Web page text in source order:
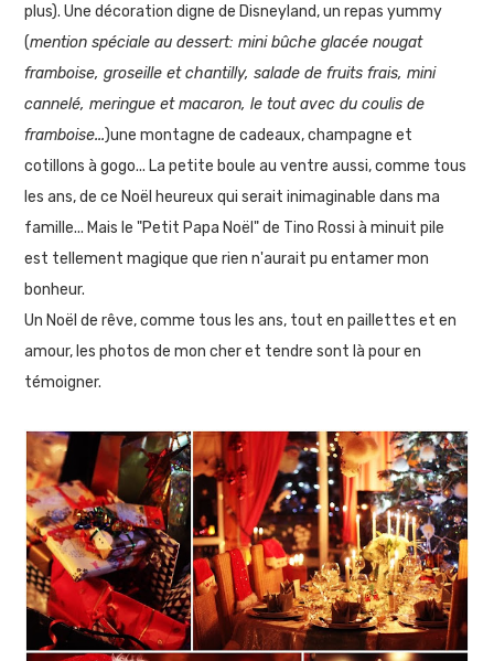
plus). Une décoration digne de Disneyland, un repas yummy
(mention spéciale au dessert: mini bûche glacée nougat
framboise, groseille et chantilly, salade de fruits frais, mini
cannelé, meringue et macaron, le tout avec du coulis de
framboise...)une montagne de cadeaux, champagne et
cotillons à gogo... La petite boule au ventre aussi, comme tous
les ans, de ce Noël heureux qui serait inimaginable dans ma
famille... Mais le "Petit Papa Noël" de Tino Rossi à minuit pile
est tellement magique que rien n'aurait pu entamer mon
bonheur.
Un Noël de rêve, comme tous les ans, tout en paillettes et en
amour, les photos de mon cher et tendre sont là pour en
témoigner.